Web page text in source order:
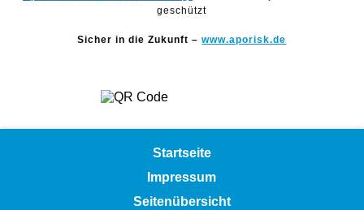
geschützt
Sicher in die Zukunft –www.aporisk.de
Startseite
Impressum
Seitenübersicht